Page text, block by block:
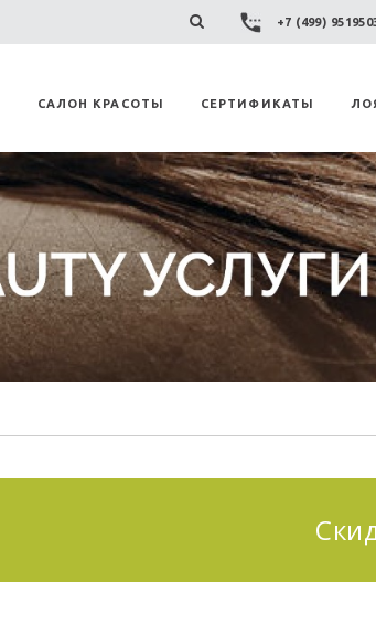
+7 (499)
САЛОН КРАСОТЫ СЕРТИФИКАТЫ